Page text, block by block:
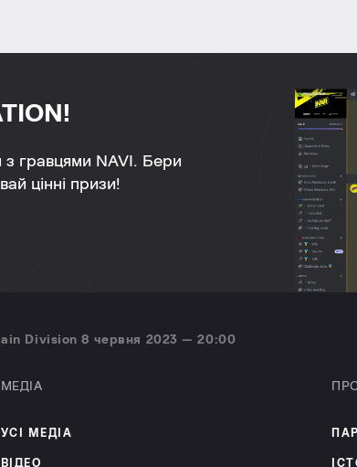
з гравцями NAVI. Бери
цінні призи!
Division 8 червня 2023 — 20:00
МЕДІА
УСІ МЕДІА
ВІДЕО